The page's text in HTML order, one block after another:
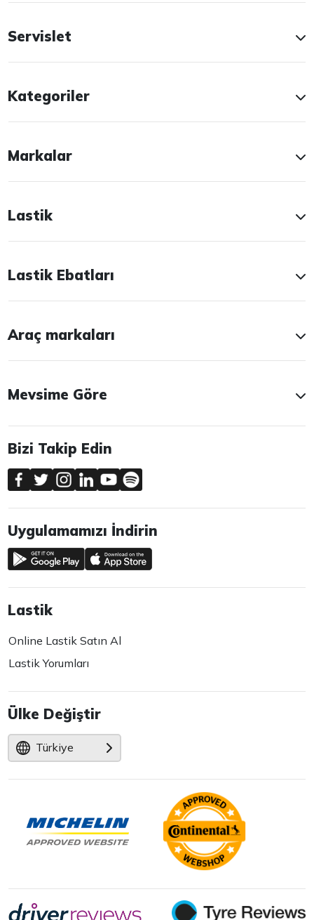
Servislet
Kategoriler
Markalar
Lastik
Lastik Ebatları
Araç markaları
Mevsime Göre
Bizi Takip Edin
Uygulamamızı İndirin
Lastik
Online Lastik Satın Al
Lastik Yorumları
Ülke Değiştir
Türkiye